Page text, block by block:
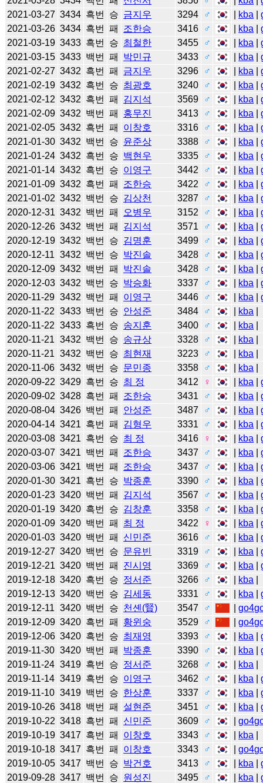
2021-03-27 3434 흑번 승 금지우 3294 ♂ kba |
2021-03-26 3434 흑번 패 조한승 3416 ♂ kba |
2021-03-19 3433 흑번 승 최철한 3455 ♂ kba |
2021-03-15 3433 백번 패 박민규 3433 ♂ kba |
2021-02-27 3432 흑번 패 금지우 3296 ♂ kba |
2021-02-19 3432 흑번 승 최광호 3240 ♂ kba |
2021-02-12 3432 흑번 패 김지석 3569 ♂ kba |
2021-02-09 3432 백번 패 홍무진 3413 ♂ kba |
2021-02-05 3432 흑번 패 이창호 3316 ♂ kba |
2021-01-30 3432 백번 승 윤준상 3388 ♂ kba |
2021-01-24 3432 흑번 승 백현우 3335 ♂ kba |
2021-01-14 3432 흑번 승 이영구 3442 ♂ kba |
2021-01-09 3432 흑번 패 조한승 3422 ♂ kba |
2021-01-02 3432 백번 승 김상천 3287 ♂ kba |
2020-12-31 3432 백번 패 오병우 3152 ♂ kba |
2020-12-26 3432 백번 패 김지석 3571 ♂ kba |
2020-12-19 3432 백번 승 김명훈 3499 ♂ kba |
2020-12-11 3432 백번 승 박진솔 3428 ♂ kba |
2020-12-09 3432 백번 패 박진솔 3428 ♂ kba |
2020-12-03 3432 백번 승 박승화 3337 ♂ kba |
2020-11-29 3432 백번 패 이영구 3446 ♂ kba |
2020-11-22 3433 백번 승 안성준 3484 ♂ kba
2020-11-22 3433 흑번 승 송지훈 3400 ♂ kba
2020-11-21 3432 백번 승 송규상 3328 ♂ kba
2020-11-21 3432 백번 승 최현재 3223 ♂ kba
2020-11-06 3432 백번 승 문민종 3358 ♂ kba
2020-09-22 3429 흑번 승 최 정 3412 ♀ kba |
2020-09-02 3428 흑번 패 조한승 3431 ♂ kba |
2020-08-04 3426 백번 패 안성준 3487 ♂ kba |
2020-04-14 3421 흑번 패 김형우 3331 ♂ kba |
2020-03-08 3421 흑번 승 최 정 3416 ♀ kba |
2020-03-07 3421 백번 패 조한승 3437 ♂ kba |
2020-03-06 3421 백번 패 조한승 3437 ♂ kba |
2020-01-30 3421 흑번 승 박종훈 3390 ♂ kba |
2020-01-23 3420 백번 패 김지석 3567 ♂ kba |
2020-01-19 3420 흑번 승 김창훈 3358 ♂ kba |
2020-01-09 3420 백번 패 최 정 3422 ♀ kba |
2020-01-03 3420 백번 패 신민준 3616 ♂ kba |
2019-12-27 3420 백번 승 문유빈 3319 ♂ kba |
2019-12-21 3420 백번 패 진시영 3369 ♂ kba |
2019-12-18 3420 흑번 승 정서준 3266 ♂ kba
2019-12-13 3420 백번 승 김세동 3331 ♂ kba |
2019-12-11 3420 백번 승 천셴(賢) 3547 ♂ |
2019-12-09 3420 흑번 패 황윈숭 3529 ♂ |
2019-12-06 3420 흑번 승 최재영 3393 ♂ kba |
2019-11-30 3420 백번 패 박종훈 3390 ♂ kba |
2019-11-24 3419 흑번 승 정서준 3268 ♂ kba
2019-11-14 3419 흑번 승 이영구 3462 ♂ kba |
2019-11-10 3419 백번 승 한상훈 3337 ♂ kba |
2019-10-26 3418 백번 패 설현준 3451 ♂ kba |
2019-10-22 3418 흑번 패 신민준 3609 ♂ |
2019-10-19 3417 흑번 패 이창호 3343 ♂ kba
2019-10-18 3417 흑번 패 이창호 3343 ♂ |
2019-10-05 3417 백번 승 박건호 3413 ♂ kba |
2019-09-28 3417 백번 승 원성진 3495 ♂ kba |